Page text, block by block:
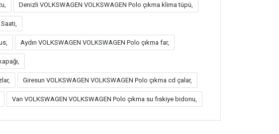
Denizli VOLKSWAGEN VOLKSWAGEN Polo çıkma klima tüpü,
Aydın VOLKSWAGEN VOLKSWAGEN Polo çıkma far,
Giresun VOLKSWAGEN VOLKSWAGEN Polo çıkma cd çalar,
Van VOLKSWAGEN VOLKSWAGEN Polo çıkma su fıskiye bidonu,